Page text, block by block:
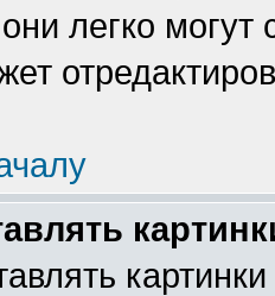
легко